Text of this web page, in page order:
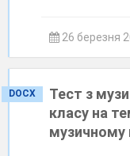
26 березня
DOCX
Тест з
класу на
музичному